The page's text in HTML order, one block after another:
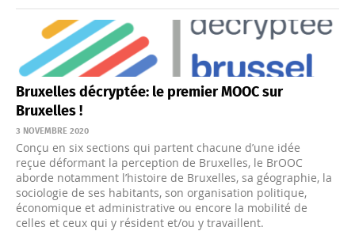
Bruxelles décryptée: le premier MOOC sur
Bruxelles !
3 NOVEMBRE 2020
Conçu en six sections qui partent chacune d’une idée
reçue déformant la perception de Bruxelles, le BrOOC
aborde notamment l’histoire de Bruxelles, sa géographie, la
sociologie de ses habitants, son organisation politique,
économique et administrative ou encore la mobilité de
celles et ceux qui y résident et/ou y travaillent.